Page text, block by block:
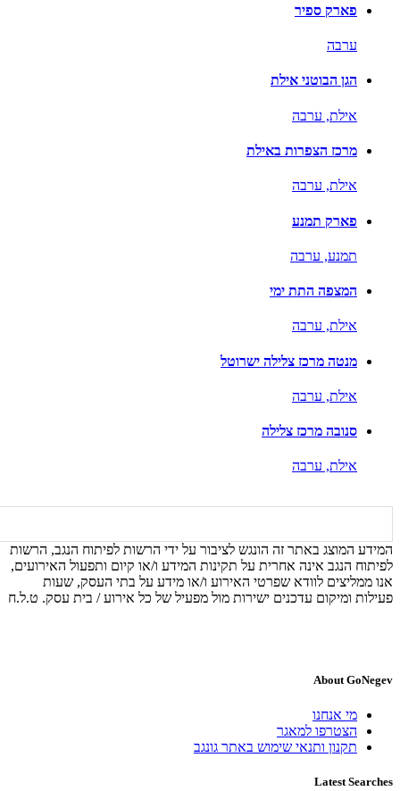
פארק ספיר
ערבה
הגן הבוטני אילת
אילת, ערבה
מרכז הצפרות באילת
אילת, ערבה
פארק תמנע
תמנע, ערבה
המצפה התת ימי
אילת, ערבה
מנטה מרכז צלילה ישרוטל
אילת, ערבה
סנובה מרכז צלילה
אילת, ערבה
המידע המוצג באתר זה הונגש לציבור על ידי הרשות לפיתוח הנגב, הרשות
לפיתוח הנגב אינה אחרית על תקינות המידע ו/או קיום ותפעול האירועים,
אנו ממליצים לוודא שפרטי האירוע ו/או מידע על בתי העסק, שעות
פעילות ומיקום עדכנים ישירות מול מפעיל של כל אירוע / בית עסק. ט.ל.ח
About GoNegev
מי אנחנו
הצטרפו למאגר
תקנון ותנאי שימוש באתר גונגב
Latest Searches